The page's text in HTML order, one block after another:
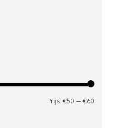
Prijs: €50 — €60